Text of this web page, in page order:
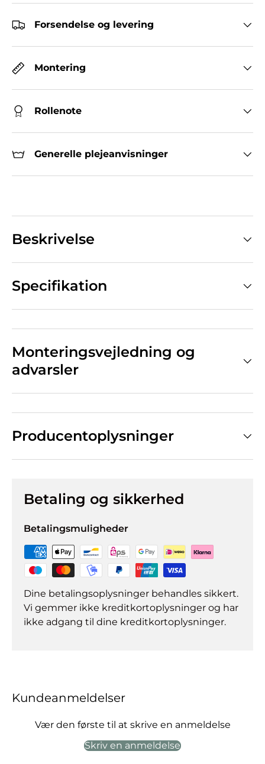
Forsendelse og levering
Montering
Rollenote
Generelle plejeanvisninger
Beskrivelse
Specifikation
Monteringsvejledning og
advarsler
Producentoplysninger
Betaling og sikkerhed
Betalingsmuligheder
Dine betalingsoplysninger behandles sikkert.
Vi gemmer ikke kreditkortoplysninger og har
ikke adgang til dine kreditkortoplysninger.
Kundeanmeldelser
Vær den første til at skrive en anmeldelse
Skriv en anmeldelse